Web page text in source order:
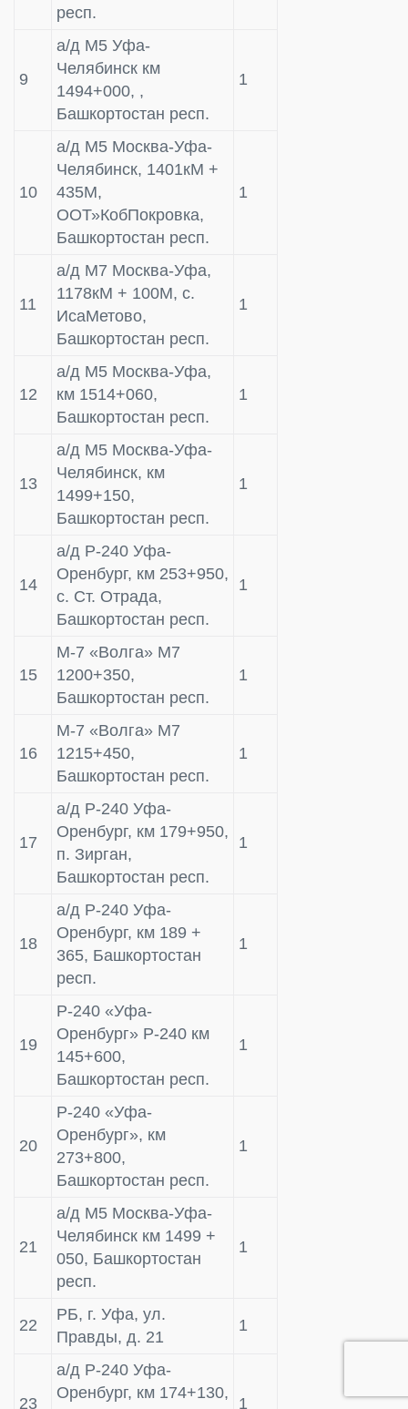
респ.
9
а/д M5 Уфа-
Челябинск км
1494+000, ,
Башкортостан респ.
1
10
а/д M5 Mосква-Уфа-
Челябинск, 1401кM +
435M,
ООТ»КобПокровка,
Башкортостан респ.
1
11
а/д M7 Mосква-Уфа,
1178кM + 100M, с.
ИсаMетово,
Башкортостан респ.
1
12
а/д M5 Mосква-Уфа,
км 1514+060,
Башкортостан респ.
1
13
а/д M5 Mосква-Уфа-
Челябинск, км
1499+150,
Башкортостан респ.
1
14
а/д Р-240 Уфа-
Оренбург, км 253+950,
с. Ст. Отрада,
Башкортостан респ.
1
15
М-7 «Волга» М7
1200+350,
Башкортостан респ.
1
16
М-7 «Волга» М7
1215+450,
Башкортостан респ.
1
17
а/д Р-240 Уфа-
Оренбург, км 179+950,
п. Зирган,
Башкортостан респ.
1
18
а/д Р-240 Уфа-
Оренбург, км 189 +
365, Башкортостан
респ.
1
19
Р-240 «Уфа-
Оренбург» Р-240 км
145+600,
Башкортостан респ.
1
20
Р-240 «Уфа-
Оренбург», км
273+800,
Башкортостан респ.
1
21
а/д M5 Mосква-Уфа-
Челябинск км 1499 +
050, Башкортостан
респ.
1
22
РБ, г. Уфа, ул.
Правды, д. 21
1
23
а/д Р-240 Уфа-
Оренбург, км 174+130,
1